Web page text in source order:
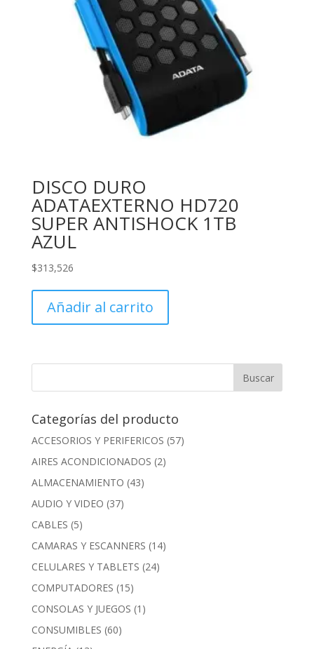
DISCO DURO
ADATAEXTERNO HD720
SUPER ANTISHOCK 1TB
AZUL
$313,526
Añadir al carrito
Categorías del producto
ACCESORIOS Y PERIFERICOS (57)
AIRES ACONDICIONADOS (2)
ALMACENAMIENTO (43)
AUDIO Y VIDEO (37)
CABLES (5)
CAMARAS Y ESCANNERS (14)
CELULARES Y TABLETS (24)
COMPUTADORES (15)
CONSOLAS Y JUEGOS (1)
CONSUMIBLES (60)